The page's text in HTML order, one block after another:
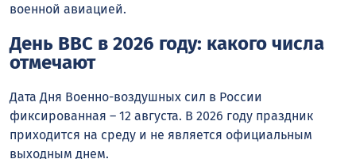
военной авиацией.
День ВВС в 2026 году: какого числа
отмечают
Дата Дня Военно-воздушных сил в России
фиксированная – 12 августа. В 2026 году праздник
приходится на среду и не является официальным
выходным днем.